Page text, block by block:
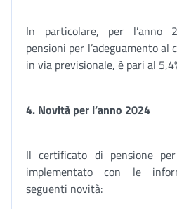
In particolare, per l’anno
pensioni per l’adeguamento
in via previsionale, è pari al
4. Novità per l’anno 2024
Il certificato di pensione
implementato con le
seguenti novità: